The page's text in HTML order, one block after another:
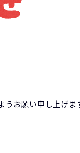
お願い申し上げま